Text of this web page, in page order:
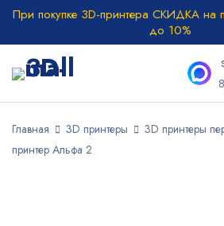
При покупке 3D-принтера СКИДКА на
до 10%
Главная 3D принтеры 3D принтеры
принтер Альфа 2